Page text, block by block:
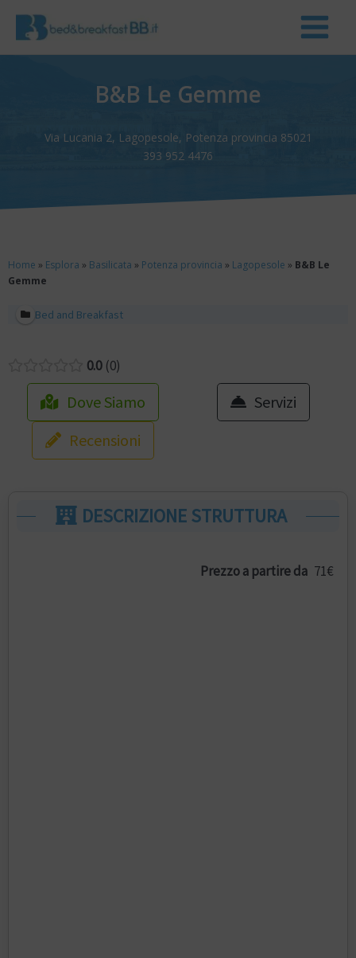
B&B Le Gemme
Via Lucania 2, Lagopesole, Potenza provincia 85021
393 952 4476
Home » Esplora » Basilicata » Potenza provincia » Lagopesole » B&B Le
Gemme
Bed and Breakfast
0.0 0
Dove Siamo
Servizi
Recensioni
DESCRIZIONE STRUTTURA
Prezzo a partire da 71€